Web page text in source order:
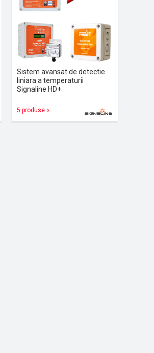
Sistem avansat de detectie
liniara a temperaturii
Signaline HD+
5 produse